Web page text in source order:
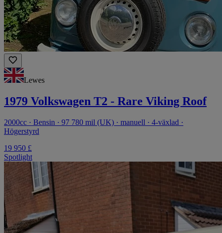
Lewes
1979 Volkswagen T2 - Rare Viking Roof
2000cc · Bensin · 97 780 mil (UK) · manuell · 4-växlad ·
Högerstyrd
19 950 £
Spotlight